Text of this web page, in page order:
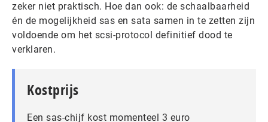
zeker niet praktisch. Hoe dan ook: de schaalbaarheid
én de mogelijkheid sas en sata samen in te zetten zijn
voldoende om het scsi-protocol definitief dood te
verklaren.
Kostprijs
Een sas-chijf kost momenteel 3 euro